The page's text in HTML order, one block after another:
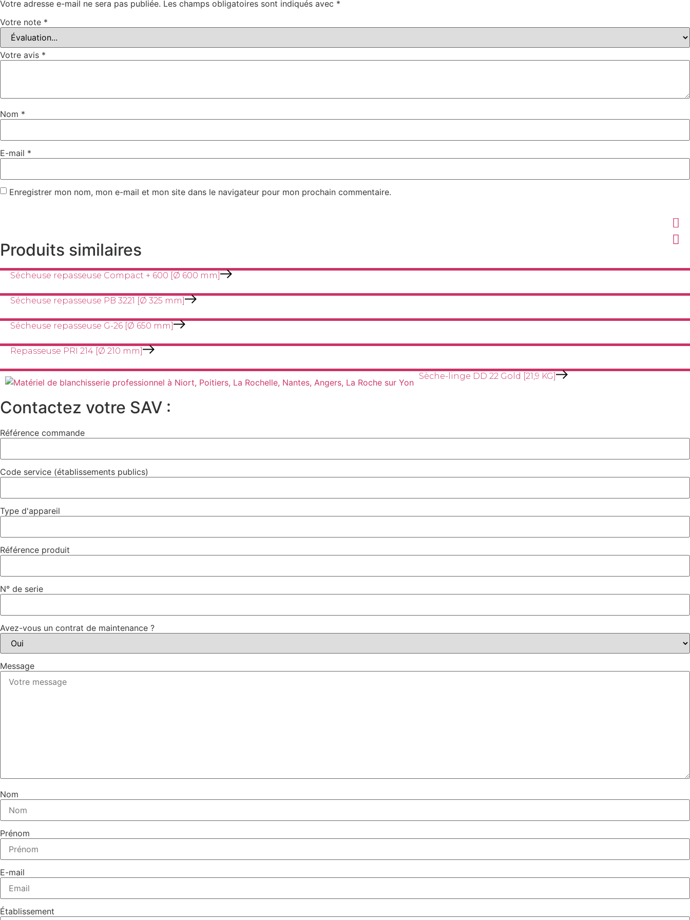
Votre adresse e-mail ne sera pas publiée. Les champs obligatoires sont indiqués avec *
Votre note *
Votre avis *
Nom *
E-mail *
Enregistrer mon nom, mon e-mail et mon site dans le navigateur pour mon prochain commentaire.
Produits similaires
Sécheuse repasseuse Compact + 600 [Ø 600 mm]
Sécheuse repasseuse PB 3221 [Ø 325 mm]
Sécheuse repasseuse G-26 [Ø 650 mm]
Repasseuse PRI 214 [Ø 210 mm]
Sèche-linge DD 22 Gold [21,9 KG]
Contactez votre SAV :
Référence commande
Code service (établissements publics)
Type d'appareil
Référence produit
N° de serie
Avez-vous un contrat de maintenance ?
Message
Nom
Prénom
E-mail
Établissement